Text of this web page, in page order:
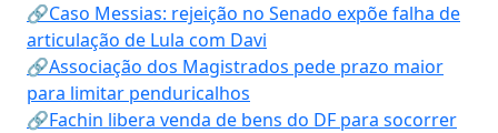
🔗Caso Messias: rejeição no Senado expõe falha de
articulação de Lula com Davi
🔗Associação dos Magistrados pede prazo maior
para limitar penduricalhos
🔗Fachin libera venda de bens do DF para socorrer